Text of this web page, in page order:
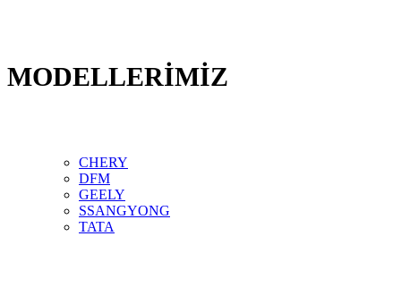
MODELLERİMİZ
CHERY
DFM
GEELY
SSANGYONG
TATA